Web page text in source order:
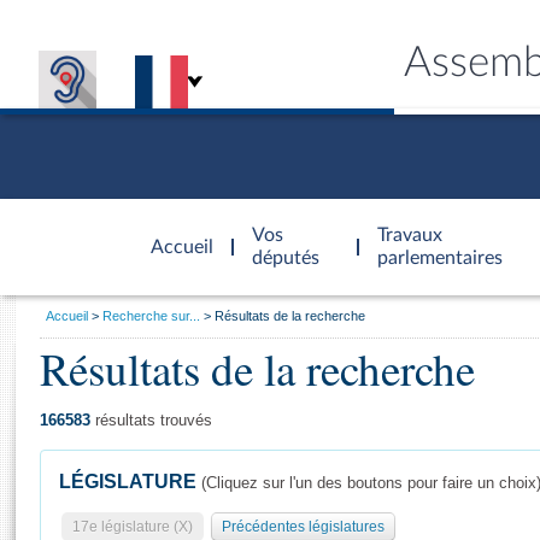
Accueil
d'accueil
Vos
députés
Travaux
parlementaires
Général
Vous
Accueil Recherche sur... Résultats de la recherche
Résultats de la recherche
166583 résultats trouvés
LÉGISLATURE (Cliquez sur l'un des boutons pour faire un choix)
17e législature (X) Précédentes législatures